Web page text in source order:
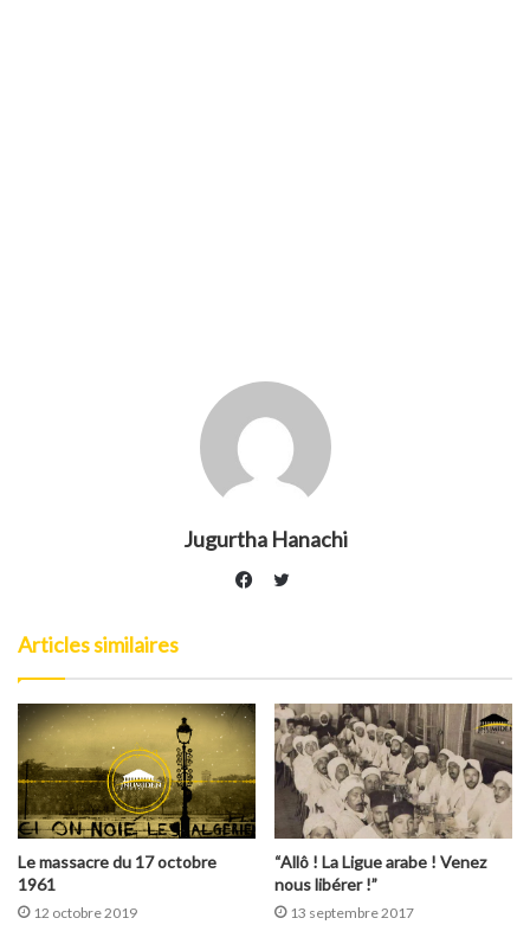
Jugurtha Hanachi
Twitter
Articles similaires
Le massacre du 17 octobre
1961
12 octobre 2019
“Allô ! La Ligue arabe ! Venez
nous libérer !”
13 septembre 2017